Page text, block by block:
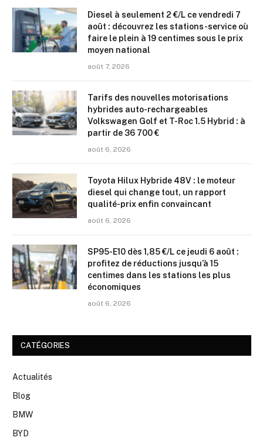
Diesel à seulement 2 €/L ce vendredi 7
août : découvrez les stations-service où
faire le plein à 19 centimes sous le prix
moyen national
août 7, 2026
Tarifs des nouvelles motorisations
hybrides auto-rechargeables
Volkswagen Golf et T-Roc 1.5 Hybrid : à
partir de 36 700 €
août 6, 2026
Toyota Hilux Hybride 48V : le moteur
diesel qui change tout, un rapport
qualité-prix enfin convaincant
août 6, 2026
SP95-E10 dès 1,85 €/L ce jeudi 6 août :
profitez de réductions jusqu’à 15
centimes dans les stations les plus
économiques
août 6, 2026
CATÉGORIES
Actualités
Blog
BMW
BYD